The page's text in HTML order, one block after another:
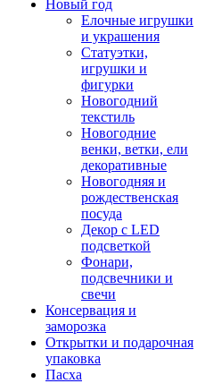
Новый год
Елочные игрушки
и украшения
Статуэтки,
игрушки и
фигурки
Новогодний
текстиль
Новогодние
венки, ветки, ели
декоративные
Новогодняя и
рождественская
посуда
Декор с LED
подсветкой
Фонари,
подсвечники и
свечи
Консервация и
заморозка
Открытки и подарочная
упаковка
Пасха